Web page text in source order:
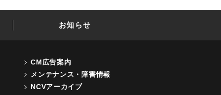
お知らせ
CM広告案内
メンテナンス・障害情報
NCVアーカイブ